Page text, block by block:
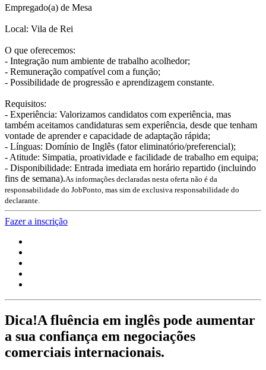
Empregado(a) de Mesa
Local: Vila de Rei
O que oferecemos:
- Integração num ambiente de trabalho acolhedor;
- Remuneração compatível com a função;
- Possibilidade de progressão e aprendizagem constante.
Requisitos:
- Experiência: Valorizamos candidatos com experiência, mas
também aceitamos candidaturas sem experiência, desde que tenham
vontade de aprender e capacidade de adaptação rápida;
- Línguas: Domínio de Inglês (fator eliminatório/preferencial);
- Atitude: Simpatia, proatividade e facilidade de trabalho em equipa;
- Disponibilidade: Entrada imediata em horário repartido (incluindo
fins de semana).As informações declaradas nesta oferta não é da
responsabilidade do JobPonto, mas sim de exclusiva responsabilidade do
declarante.
Fazer a inscrição
Dica!A fluência em inglês pode aumentar
a sua confiança em negociações
comerciais internacionais.